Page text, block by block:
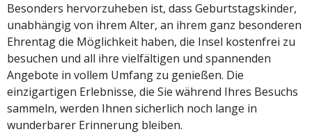
Besonders hervorzuheben ist, dass Geburtstagskinder,
unabhängig von ihrem Alter, an ihrem ganz besonderen
Ehrentag die Möglichkeit haben, die Insel kostenfrei zu
besuchen und all ihre vielfältigen und spannenden
Angebote in vollem Umfang zu genießen. Die
einzigartigen Erlebnisse, die Sie während Ihres Besuchs
sammeln, werden Ihnen sicherlich noch lange in
wunderbarer Erinnerung bleiben.